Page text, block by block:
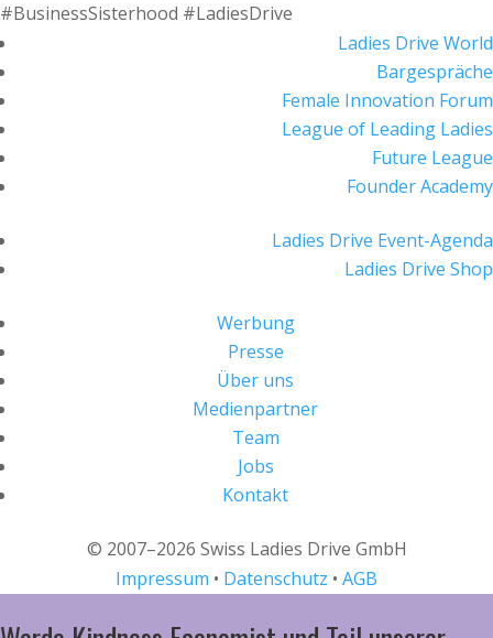
#BusinessSisterhood #LadiesDrive
Ladies Drive World
Bargespräche
Female Innovation Forum
League of Leading Ladies
Future League
Founder Academy
Ladies Drive Event-Agenda
Ladies Drive Shop
Werbung
Presse
Über uns
Medienpartner
Team
Jobs
Kontakt
© 2007–2026 Swiss Ladies Drive GmbH
Impressum • Datenschutz • AGB